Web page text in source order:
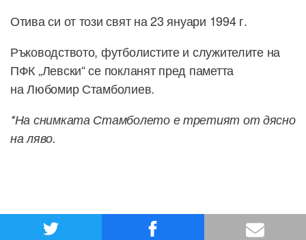
Отива си от този свят на 23 януари 1994 г.
Ръководството, футболистите и служителите на
ПФК „Левски“ се покланят пред паметта
на Любомир Стамболиев.
*На снимката Стамболето е третият от дясно
на ляво.